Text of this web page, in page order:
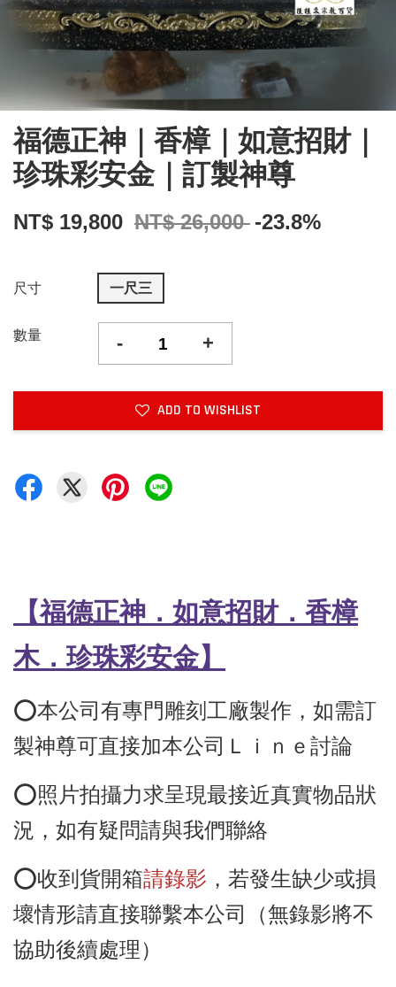
福德正神｜香樟｜如意招財｜
珍珠彩安金｜訂製神尊
NT$ 19,800 NT$ 26,000 -23.8%
尺寸 一尺三
數量 - +
ADD TO WISHLIST
【福德正神．如意招財．香樟
木．珍珠彩安金】
⭕️本公司有專門雕刻工廠製作，如需訂
製神尊可直接加本公司Ｌｉｎｅ討論
⭕️照片拍攝力求呈現最接近真實物品狀
況，如有疑問請與我們聯絡
⭕️收到貨開箱請錄影 ，若發生缺少或損
壞情形請直接聯繫本公司（無錄影將不
協助後續處理）